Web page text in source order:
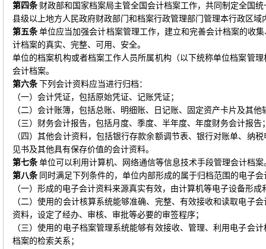
第四条 财政部和国家档案局主管全国会计档案工作，共同制定全国
县级以上地方人民政府财政部门和档案行政管理部门管理本行政区
第五条 单位应当加强会计档案管理工作，建立和完善会计档案的收
计档案的真实、完整、可用、安全。
单位的档案机构或者档案工作人员所属机构（以下统称单位档案管
会计档案。
第六条
下列会计资料应当进行归档：
（一）会计凭证，包括原始凭证、记账凭证；
（二）会计账簿，包括总账、明细账、日记账、固定资产卡片及其他
（三）财务会计报告，包括月度、季度、半年度、年度财务会计报告
（四）其他会计资料，包括银行存款余额调节表、银行对账单、纳
见书及其他具有保存价值的会计资料。
第七条 单位可以利用计算机、网络通信等信息技术手段管理会计档案
第八条 同时满足下列条件的，单位内部形成的属于归档范围的电子
（一）形成的电子会计资料来源真实有效，由计算机等电子设备形成
（二）使用的会计核算系统能够准确、完整、有效接收和读取电子
资料，设定了经办、审核、审批等必要的审签程序；
（三）使用的电子档案管理系统能够有效接收、管理、利用电子会
档案的检索关系；